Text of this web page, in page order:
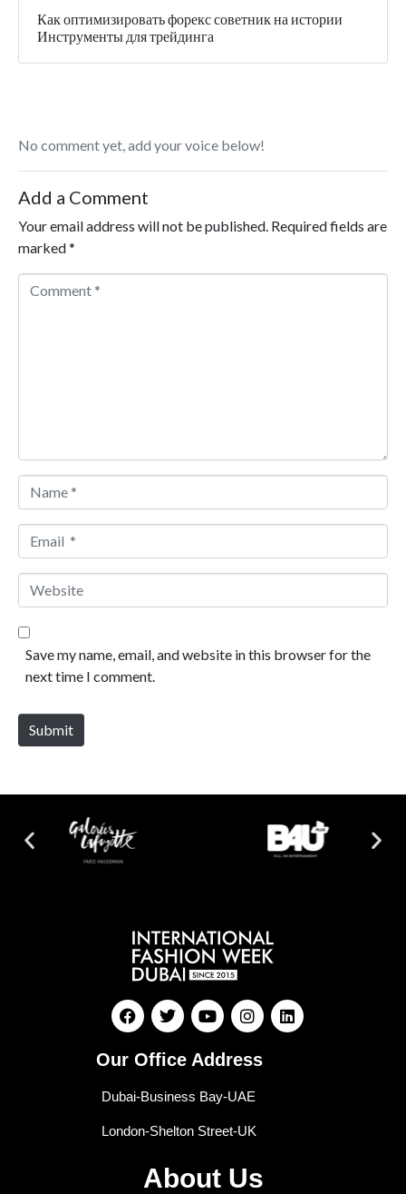
Как оптимизировать форекс советник на истории
Инструменты для трейдинга
No comment yet, add your voice below!
Add a Comment
Your email address will not be published. Required fields are
marked*
Comment *
Name *
Email *
Website
Save my name, email, and website in this browser for the
next time I comment.
Submit
Our Office Address
Dubai-Business Bay-UAE
London-Shelton Street-UK
About Us